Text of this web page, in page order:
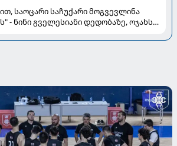
საოცარი საჩუქარი მოგვევლინა
- ნინი გველესიანი დედობაზე, ოჯახსა